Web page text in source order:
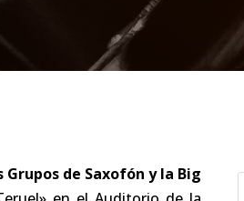
de Saxofón y la Big